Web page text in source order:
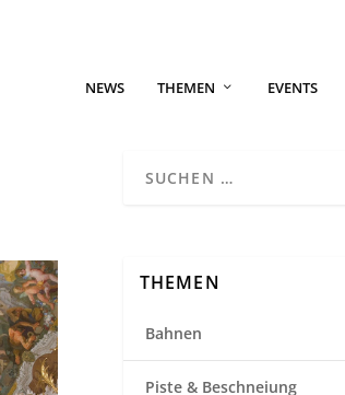
NEWS THEMEN EVENTS
THEMEN
Bahnen
Piste & Beschneiung